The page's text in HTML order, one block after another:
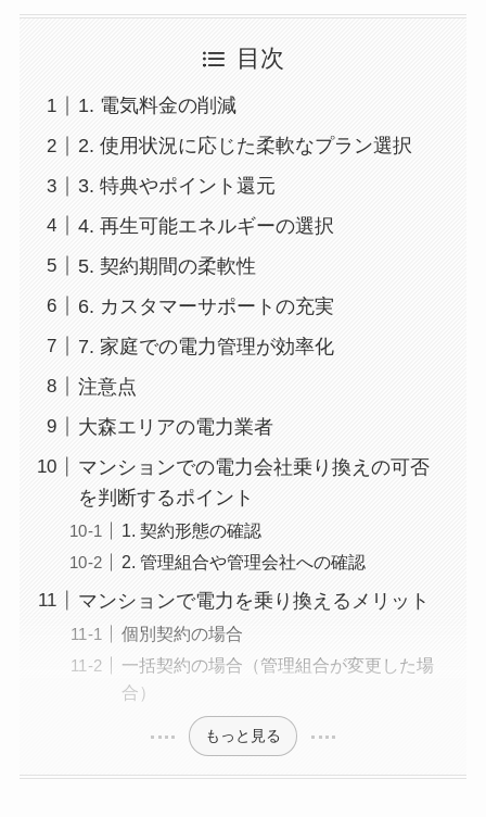
目次
1. 電気料金の削減
2. 使用状況に応じた柔軟なプラン選択
3. 特典やポイント還元
4. 再生可能エネルギーの選択
5. 契約期間の柔軟性
6. カスタマーサポートの充実
7. 家庭での電力管理が効率化
注意点
大森エリアの電力業者
マンションでの電力会社乗り換えの可否
を判断するポイント
1. 契約形態の確認
2. 管理組合や管理会社への確認
マンションで電力を乗り換えるメリット
個別契約の場合
一括契約の場合（管理組合が変更した場
合）
もっと見る